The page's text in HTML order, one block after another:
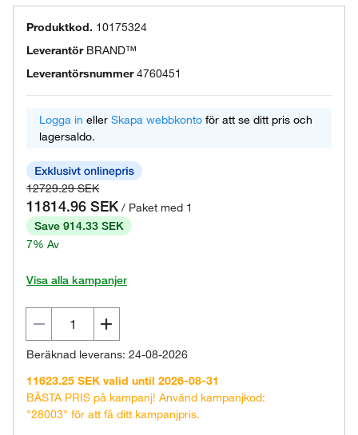
Produktkod. 10175324
Leverantör BRAND™
Leverantörsnummer 4760451
Logga in eller Skapa webbkonto för att se ditt pris och
lagersaldo.
12729.29 SEK
11814.96 SEK / Paket med 1
Save 914.33 SEK
7% Av
Visa alla kampanjer
Beräknad leverans: 24-08-2026
11623.25 SEK valid until 2026-08-31
BÄSTA PRIS på kampanj! Använd kampanjkod:
"28003" för att få ditt kampanjpris.